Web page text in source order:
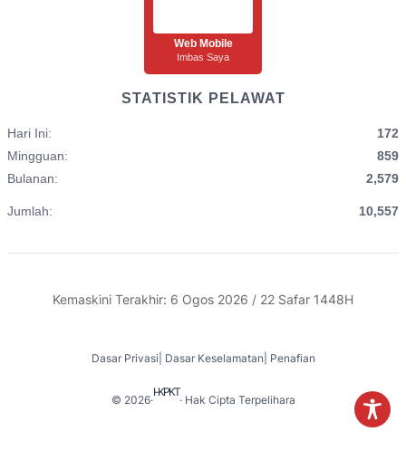
Web Mobile
Imbas Saya
STATISTIK PELAWAT
Hari Ini:
172
Mingguan:
859
Bulanan:
2,579
Jumlah: 10,557
Kemaskini Terakhir: 6 Ogos 2026 / 22 Safar 1448H
Dasar Privasi Dasar Keselamatan Penafian
© 2026·
I-KPKT
· Hak Cipta Terpelihara